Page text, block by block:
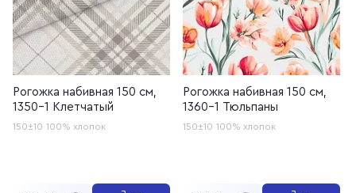
Рогожка набивная 150 см,
1350-1 Клетчатый
150±10 100% хлопок
Рогожка набивная 150 см,
1360-1 Тюльпаны
150±10 100% хлопок